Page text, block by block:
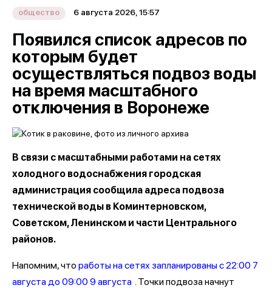
общество 6 августа 2026, 15:57
Появился список адресов по
которым будет
осуществляться подвоз воды
на время масштабного
отключения в Воронеже
В связи с масштабными работами на сетях
холодного водоснабжения городская
администрация сообщила адреса подвоза
технической воды в Коминтерновском,
Советском, Ленинском и части Центрального
районов.
Напомним, что работы на сетях запланированы с 22:00 7
августа до 09:00 9 августа . Точки подвоза начнут